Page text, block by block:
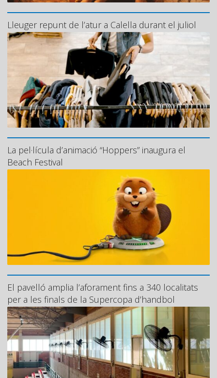
Lleuger repunt de l’atur a Calella durant el juliol
La pel·lícula d’animació “Hoppers” inaugura el
Beach Festival
El pavelló amplia l’aforament fins a 340 localitats
per a les finals de la Supercopa d’handbol